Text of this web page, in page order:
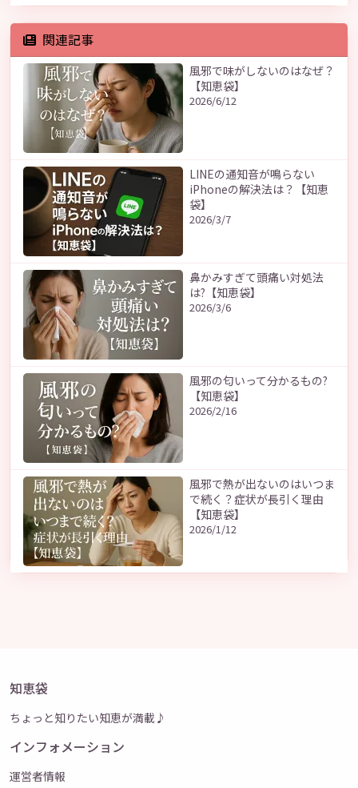
関連記事
風邪で味がしないのはなぜ？
【知恵袋】
2026/6/12
LINEの通知音が鳴らない
iPhoneの解決法は？【知恵
袋】
2026/3/7
鼻かみすぎて頭痛い対処法
は?【知恵袋】
2026/3/6
風邪の匂いって分かるもの?
【知恵袋】
2026/2/16
風邪で熱が出ないのはいつま
で続く？症状が長引く理由
【知恵袋】
2026/1/12
知恵袋
ちょっと知りたい知恵が満載♪
インフォメーション
運営者情報